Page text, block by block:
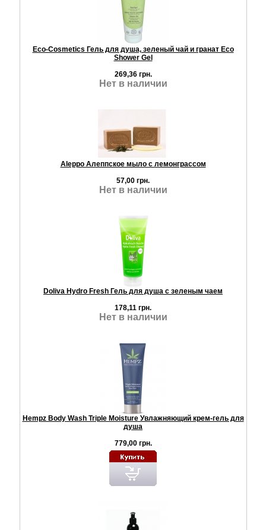
Eco-Cosmetics Гель для душа, зеленый чай и гранат Eco
Shower Gel
269,36 грн.
Нет в наличии
Aleppo Алеппское мыло с лемонграссом
57,00 грн.
Нет в наличии
Doliva Hydro Fresh Гель для душа с зеленым чаем
178,11 грн.
Нет в наличии
Hempz Body Wash Triple Moisture Увлажняющий крем-гель для
душа
779,00 грн.